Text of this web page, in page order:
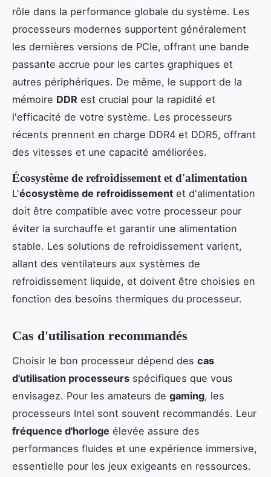
rôle dans la performance globale du système. Les
processeurs modernes supportent généralement
les dernières versions de PCIe, offrant une bande
passante accrue pour les cartes graphiques et
autres périphériques. De même, le support de la
mémoire DDR est crucial pour la rapidité et
l'efficacité de votre système. Les processeurs
récents prennent en charge DDR4 et DDR5, offrant
des vitesses et une capacité améliorées.
Écosystème de refroidissement et d'alimentation
L'écosystème de refroidissement et d'alimentation
doit être compatible avec votre processeur pour
éviter la surchauffe et garantir une alimentation
stable. Les solutions de refroidissement varient,
allant des ventilateurs aux systèmes de
refroidissement liquide, et doivent être choisies en
fonction des besoins thermiques du processeur.
Cas d'utilisation recommandés
Choisir le bon processeur dépend des cas
d'utilisation processeurs spécifiques que vous
envisagez. Pour les amateurs de gaming, les
processeurs Intel sont souvent recommandés. Leur
fréquence d'horloge élevée assure des
performances fluides et une expérience immersive,
essentielle pour les jeux exigeants en ressources.